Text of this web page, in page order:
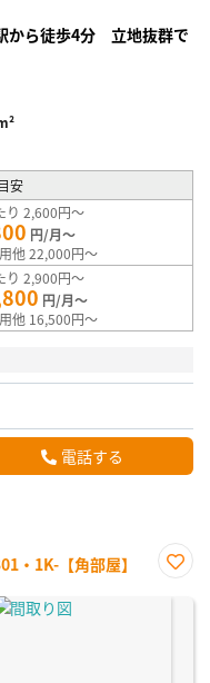
から徒歩4分 立地抜群で
安
り 2,600円～
円/月～
他 22,000円～
り 2,900円～
円/月～
他 16,500円～
電話する
・1K-【角部屋】
に入